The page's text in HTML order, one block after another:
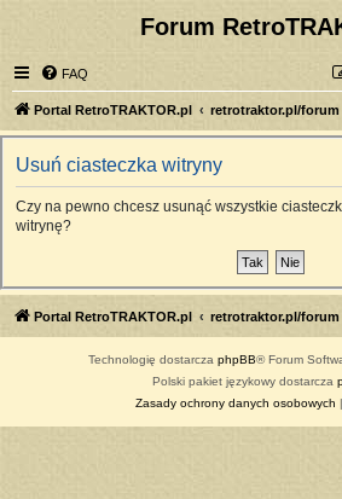
Forum
FAQ
Portal RetroTRAKTOR.pl retrotraktor.pl/forum
Usuń ciasteczka witryny
Czy na pewno chcesz usunąć wszystkie
witrynę?
Portal RetroTRAKTOR.pl retrotraktor.pl/forum
Technologię dostarcza phpBB® Forum
Polski pakiet językowy dostarcza
Zasady ochrony danych osobowych |